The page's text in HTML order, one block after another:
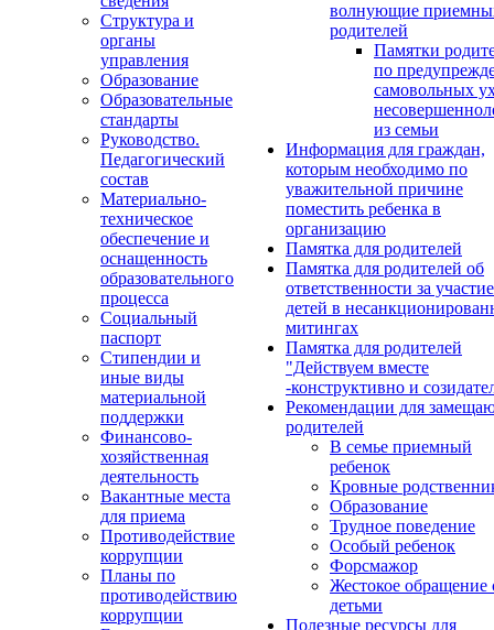
Структура и
органы
управления
Образование
Образовательные
стандарты
Руководство.
Педагогический
состав
Материально-
техническое
обеспечение и
оснащенность
образовательного
процесса
Социальный
паспорт
Стипендии и
иные виды
материальной
поддержки
Финансово-
хозяйственная
деятельность
Вакантные места
для приема
Противодействие
коррупции
Планы по
противодействию
коррупции
волнующие
родителей
Памятки
по
самовольных
из семьи
Информация для граждан,
которым необходимо по
уважительной причине
поместить ребенка в
организацию
Памятка для родителей
Памятка для родителей об
ответственности за участие
детей в
митингах
Памятка для родителей
"Действуем вместе
-конструктивно и
Рекомендации для
родителей
В семье приемный
ребенок
Кровные
Образование
Трудное поведение
Особый ребенок
Форсмажор
Жестокое обращение
детьми
Полезные ресурсы для